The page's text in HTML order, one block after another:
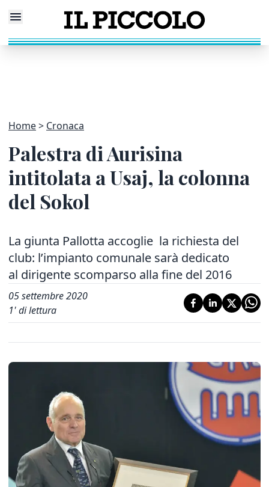
Home Cronaca
Palestra di Aurisina
intitolata a Usaj, la colonna
del Sokol
La giunta Pallotta accoglie la richiesta del
club: l’impianto comunale sarà dedicato
al dirigente scomparso alla fine del 2016
05 settembre 2020
1' di lettura